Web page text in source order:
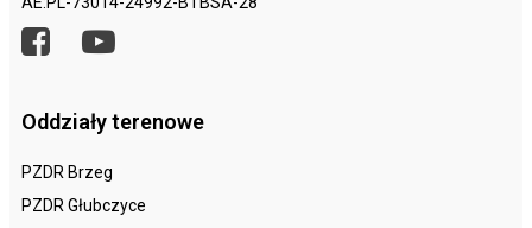
Oddziały terenowe
PZDR Brzeg
PZDR Głubczyce